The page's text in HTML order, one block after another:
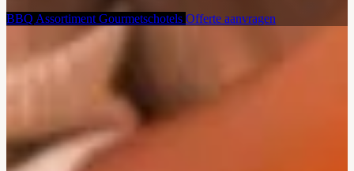
BBQ Assortiment Gourmetschotels Offerte aanvragen